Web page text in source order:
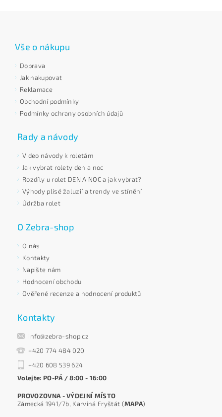
Vše o nákupu
Doprava
Jak nakupovat
Reklamace
Obchodní podmínky
Podmínky ochrany osobních údajů
Rady a návody
Video návody k roletám
Jak vybrat rolety den a noc
Rozdíly u rolet DEN A NOC a jak vybrat?
Výhody plisé žaluzií a trendy ve stínění
Údržba rolet
O Zebra-shop
O nás
Kontakty
Napište nám
Hodnocení obchodu
Ověřené recenze a hodnocení produktů
Kontakty
info@zebra-shop.cz
+420 774 484 020
+420 608 539 624
Volejte: PO-PÁ / 8:00 - 16:00
PROVOZOVNA - VÝDEJNÍ MÍSTO
Zámecká 1941/7b, Karviná Fryštát (MAPA)